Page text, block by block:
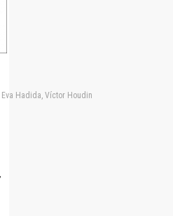
Hadida, Víctor Houdin